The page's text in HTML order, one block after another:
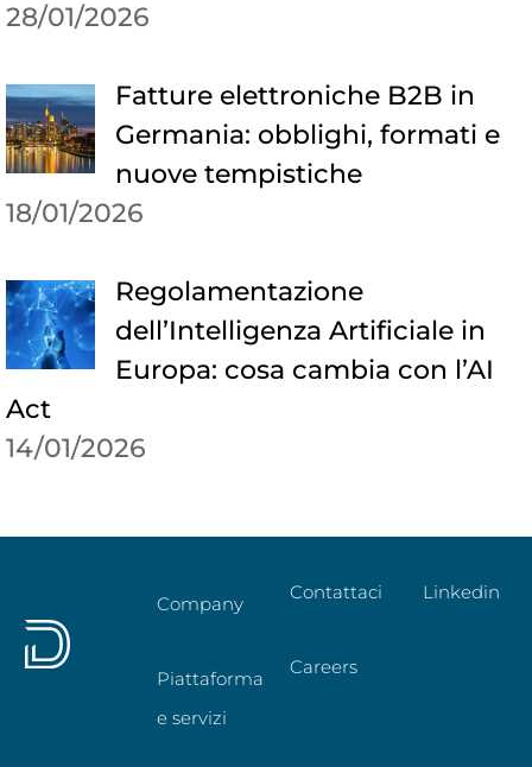
28/01/2026
Fatture elettroniche B2B in
Germania: obblighi, formati e
nuove tempistiche
18/01/2026
Regolamentazione
dell’Intelligenza Artificiale in
Europa: cosa cambia con l’AI
Act
14/01/2026
Company
Piattaforma
e servizi
Contattaci
Careers
Linkedin